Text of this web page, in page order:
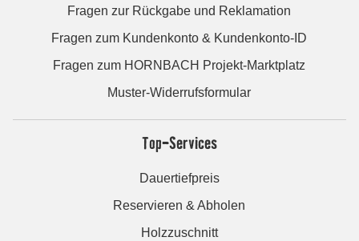
Fragen zur Rückgabe und Reklamation
Fragen zum Kundenkonto & Kundenkonto-ID
Fragen zum HORNBACH Projekt-Marktplatz
Muster-Widerrufsformular
Top-Services
Dauertiefpreis
Reservieren & Abholen
Holzzuschnitt